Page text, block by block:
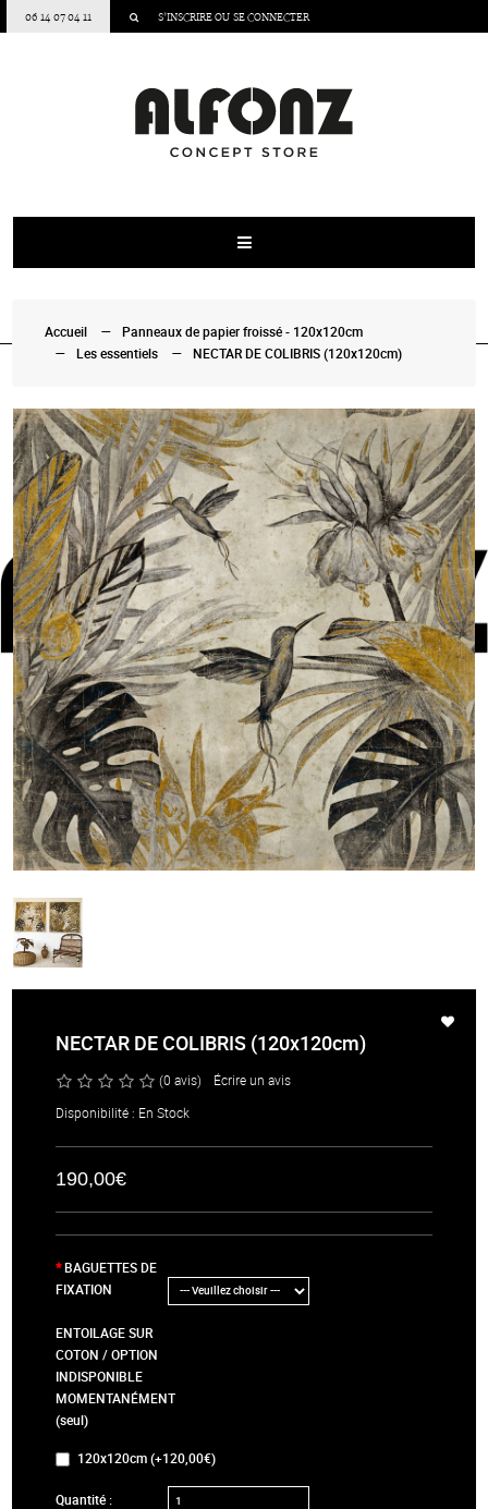
06 14 07 04 11 S’INSCRIREOU SE CONNECTER
Accueil
Panneaux de papier froissé - 120x120cm
Les essentiels
NECTAR DE COLIBRIS (120x120cm)
NECTAR DE COLIBRIS (120x120cm)
(0 avis) Écrire un avis
Disponibilité : En Stock
190,00€
BAGUETTES DE
FIXATION
ENTOILAGE SUR
COTON / OPTION
INDISPONIBLE
MOMENTANÉMENT
(seul)
120x120cm (+120,00€)
Quantité :